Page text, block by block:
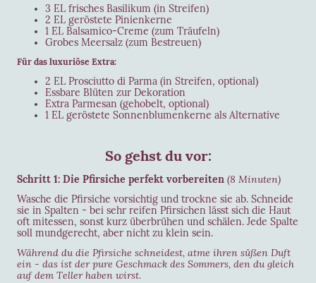
3 EL frisches Basilikum (in Streifen)
2 EL geröstete Pinienkerne
1 EL Balsamico-Creme (zum Träufeln)
Grobes Meersalz (zum Bestreuen)
Für das luxuriöse Extra:
2 EL Prosciutto di Parma (in Streifen, optional)
Essbare Blüten zur Dekoration
Extra Parmesan (gehobelt, optional)
1 EL geröstete Sonnenblumenkerne als Alternative
So gehst du vor:
Schritt 1: Die Pfirsiche perfekt vorbereiten (8 Minuten)
Wasche die Pfirsiche vorsichtig und trockne sie ab. Schneide
sie in Spalten - bei sehr reifen Pfirsichen lässt sich die Haut
oft mitessen, sonst kurz überbrühen und schälen. Jede Spalte
soll mundgerecht, aber nicht zu klein sein.
Während du die Pfirsiche schneidest, atme ihren süßen Duft
ein - das ist der pure Geschmack des Sommers, den du gleich
auf dem Teller haben wirst.